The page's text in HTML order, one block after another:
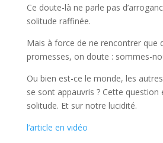
Ce doute-là ne parle pas
solitude raffinée.
Mais à force de ne rencontrer que
promesses, on doute : sommes-
Ou bien est-ce le monde, les
se sont appauvris ? Cette
solitude. Et sur notre lucidité.
l’article en vidéo